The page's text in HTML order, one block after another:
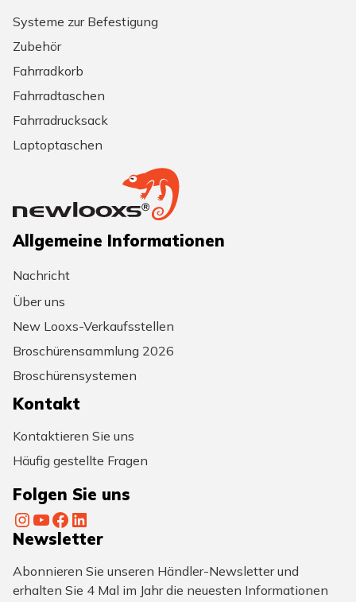
Systeme zur Befestigung
Zubehör
Fahrradkorb
Fahrradtaschen
Fahrradrucksack
Laptoptaschen
Allgemeine Informationen
Nachricht
Über uns
New Looxs-Verkaufsstellen
Broschürensammlung 2026
Broschürensystemen
Kontakt
Kontaktieren Sie uns
Häufig gestellte Fragen
Folgen Sie uns
InstagramYouTube Facebook LinkedIn
Newsletter
Abonnieren Sie unseren Händler-Newsletter und
erhalten Sie 4 Mal im Jahr die neuesten Informationen